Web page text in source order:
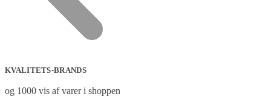
KVALITETS-BRANDS
og 1000 vis af varer i shoppen